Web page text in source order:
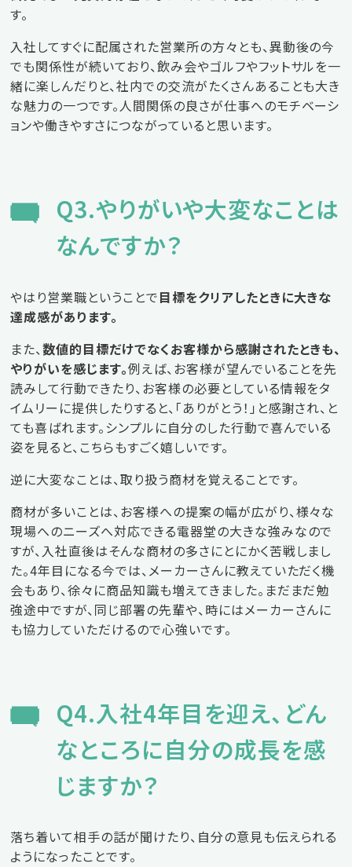
す。
入社してすぐに配属された営業所の方々とも、異動後の今
でも関係性が続いており、飲み会やゴルフやフットサルを一
緒に楽しんだりと、社内での交流がたくさんあることも大き
な魅力の一つです。人間関係の良さが仕事へのモチベーシ
ョンや働きやすさにつながっていると思います。
Q3.やりがいや大変なことは
なんですか？
やはり営業職ということで目標をクリアしたときに大きな
達成感があります。
また、数値的目標だけでなくお客様から感謝されたときも、
やりがいを感じます。例えば、お客様が望んでいることを先
読みして行動できたり、お客様の必要としている情報をタ
イムリーに提供したりすると、「ありがとう！」と感謝され、と
ても喜ばれます。シンプルに自分のした行動で喜んでいる
姿を見ると、こちらもすごく嬉しいです。
逆に大変なことは、取り扱う商材を覚えることです。
商材が多いことは、お客様への提案の幅が広がり、様々な
現場へのニーズへ対応できる電器堂の大きな強みなので
すが、入社直後はそんな商材の多さにとにかく苦戦しまし
た。4年目になる今では、メーカーさんに教えていただく機
会もあり、徐々に商品知識も増えてきました。まだまだ勉
強途中ですが、同じ部署の先輩や、時にはメーカーさんに
も協力していただけるので心強いです。
Q4.入社4年目を迎え、どん
なところに自分の成長を感
じますか？
落ち着いて相手の話が聞けたり、自分の意見も伝えられる
ようになったことです。